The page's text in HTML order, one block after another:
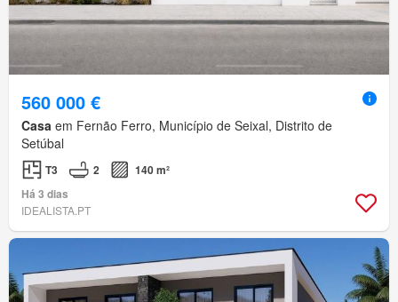
560 000 €
Casa em Fernão Ferro, Município de Seixal, Distrito de
Setúbal
T3 2
140 m²
Há 3 dias
IDEALISTA.PT